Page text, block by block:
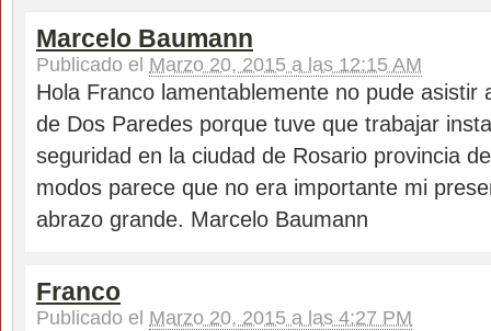
Marcelo Baumann
Publicado el Marzo 20, 2015 a las 12:15 AM
Hola Franco lamentablemente no pude asistir
de Dos Paredes porque tuve que trabajar
seguridad en la ciudad de Rosario provincia
modos parece que no era importante mi
abrazo grande. Marcelo Baumann
Franco
Publicado el Marzo 20, 2015 a las 4:27 PM